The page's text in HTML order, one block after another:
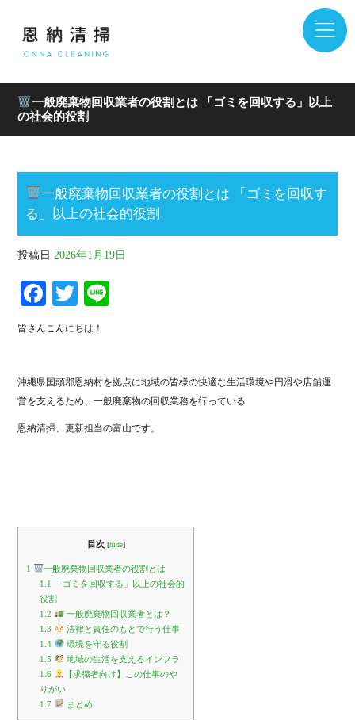
一般廃棄物回収業者の役割とは 「ゴミを回収する」以上
の社会的役割
一般廃棄物回収業者の役割とは 「ゴミを回収す
る」以上の社会的役割
投稿日 2026年1月19日
Fa
ce
T
wi
皆さんこんにちは！
沖縄県国頭郡恩納村を拠点に地域の皆様の快適な生活環境や円滑や店舗運
営を支えるため、一般廃棄物の回収業務を行っている
恩納清掃、更新担当の富山です。
目次 [hide]
1
一般廃棄物回収業者の役割とは
1.1
「ゴミを回収する」以上の社会的
役割
1.2
一般廃棄物回収業者とは？
1.3
法律と責任のもとで行う仕事
1.4
環境を守る役割
1.5
地域の生活を支えるインフラ
1.6
【求職者向け】この仕事のや
りがい
1.7
まとめ